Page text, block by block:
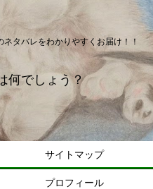
タバレをわかりやすくお届け！！
何でしょう？
サイトマップ
プロフィール